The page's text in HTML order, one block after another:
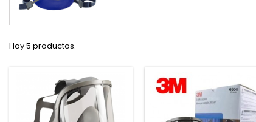
Hay 5 productos.